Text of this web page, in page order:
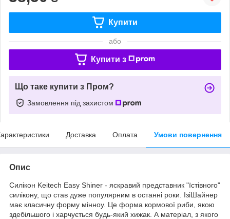
Купити
або
Купити з
Що таке купити з Пром?
Замовлення під захистом
Доставка Оплата Умови повернення
Опис
Силікон Keitech Easy Shiner - яскравий представник "їстівного"
силікону, що став дуже популярним в останні роки. ІзіШайнер
має класичну форму мінноу. Це форма кормової риби, якою
здебільшого і харчується будь-який хижак. А матеріал, з якого